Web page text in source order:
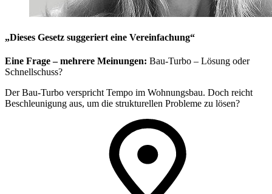
„Dieses Gesetz suggeriert eine Vereinfachung“
Eine Frage – mehrere Meinungen: Bau-Turbo – Lösung oder
Schnellschuss?
Der Bau-Turbo verspricht Tempo im Wohnungsbau. Doch reicht
Beschleunigung aus, um die strukturellen Probleme zu lösen?